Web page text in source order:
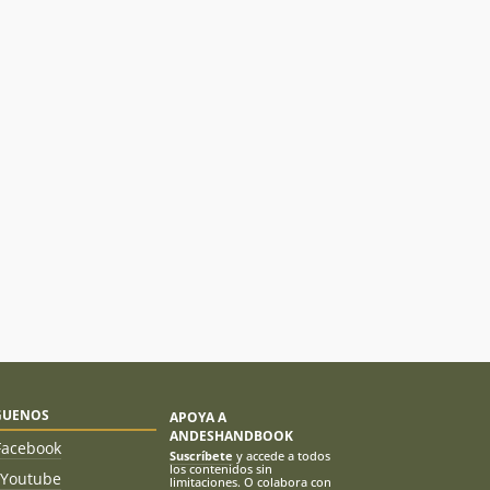
Youtube
APOYA A
ANDESHANDBOOK
Suscríbete y accede a todos
los contenidos sin
limitaciones. O colabora con